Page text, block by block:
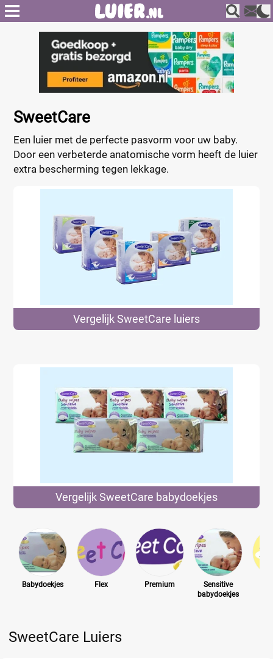
SweetCare
Een luier met de perfecte pasvorm voor uw baby.
Door een verbeterde anatomische vorm heeft de luier
extra bescherming tegen lekkage.
Vergelijk SweetCare luiers
Vergelijk SweetCare babydoekjes
Babydoekjes Flex Premium
Sensitive
babydoekjes
SweetCare Luiers